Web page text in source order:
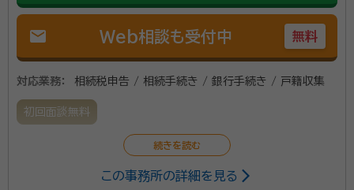
mail Web相談も受付中 無料
対応業務： 相続税申告 / 相続手続き / 銀行手続き / 戸籍収集
初回面談無料
この事務所の詳細を見る